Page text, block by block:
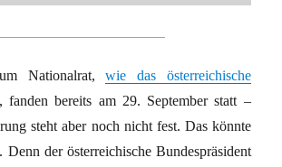
Nationalrat,wie das österreichische
fanden bereits am 29. September statt –
steht aber noch nicht fest. Das könnte
Denn der österreichische Bundespräsident